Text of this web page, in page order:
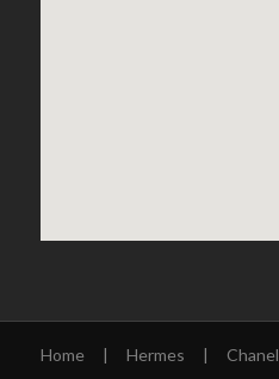
Home | Hermes | Chanel